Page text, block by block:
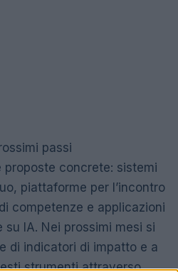
passi
proposte concrete: sistemi
piattaforme per l’incontro
competenze e applicazioni
IA. Nei prossimi mesi si
di indicatori di impatto e a
strumenti attraverso